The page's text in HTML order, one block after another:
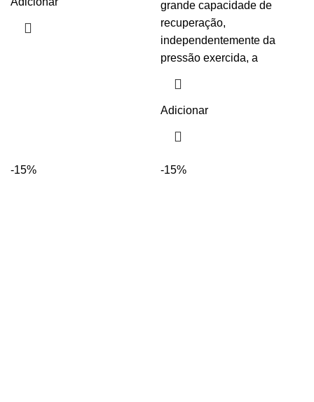
grande capacidade de
recuperação,
independentemente da
pressão exercida, a
Adicionar
-15% -15%